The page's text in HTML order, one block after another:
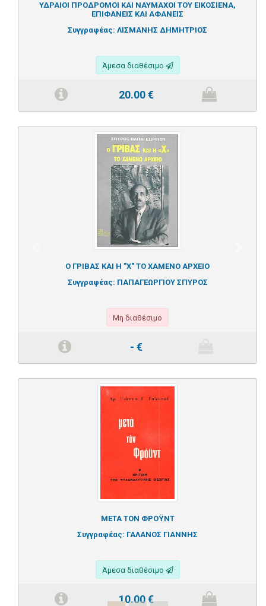
ΥΔΡΑΙΟΙ ΠΡΟΔΡΟΜΟΙ ΚΑΙ ΝΑΥΜΑΧΟΙ ΤΟΥ ΕΙΚΟΣΙΕΝΑ,
ΕΠΙΦΑΝΕΙΣ ΚΑΙ ΑΦΑΝΕΙΣ
Συγγραφέας: ΛΙΣΜΑΝΗΣ ΔΗΜΗΤΡΙΟΣ
Άμεσα διαθέσιμο
20.00€
Ο ΓΡΙΒΑΣ ΚΑΙ Η "Χ" ΤΟ ΧΑΜΕΝΟ ΑΡΧΕΙΟ
Συγγραφέας: ΠΑΠΑΓΕΩΡΓΙΟΥ ΣΠΥΡΟΣ
Μη διαθέσιμο
- €
ΜΕΤΑ ΤΟΝ ΦΡΟΫΝΤ
Συγγραφέας: ΓΑΛΑΝΟΣ ΓΙΑΝΝΗΣ
Άμεσα διαθέσιμο
10.00€